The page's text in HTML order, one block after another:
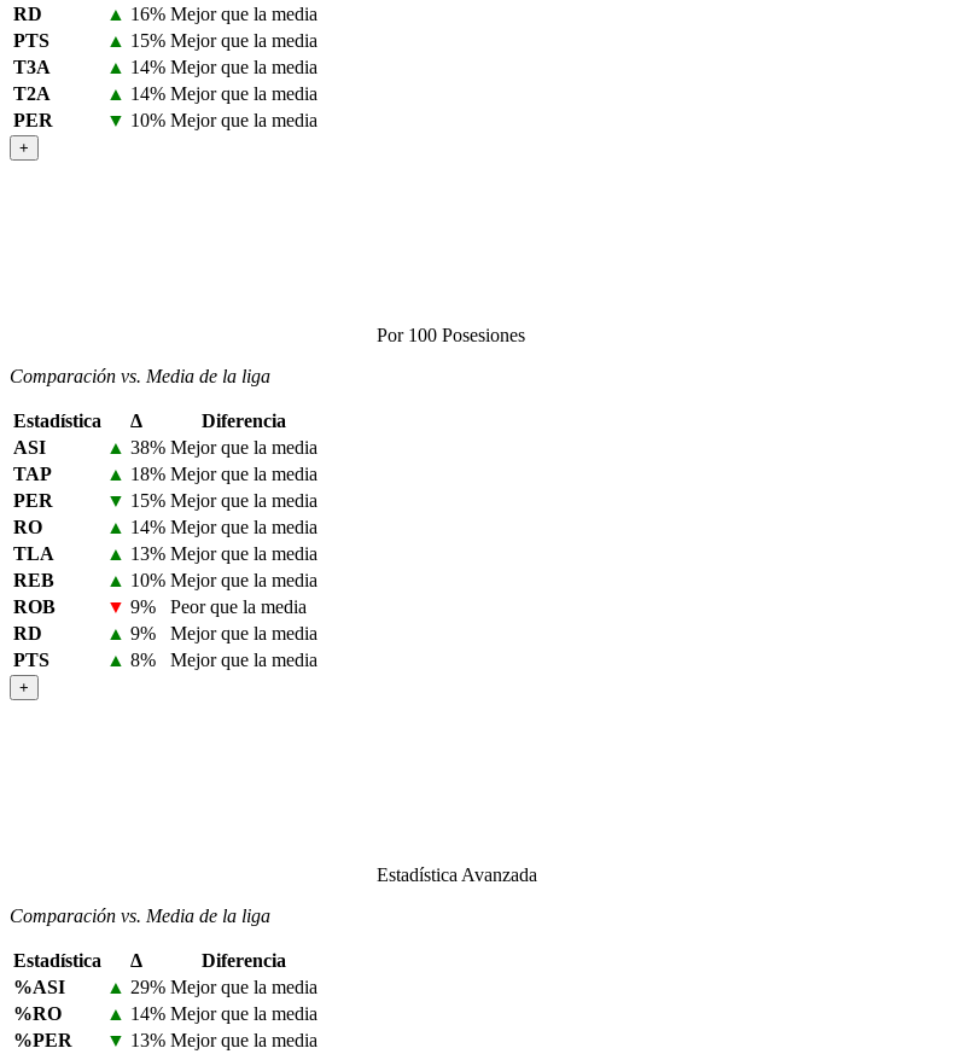
RD
▲ 16% Mejor que la media
PTS
▲ 15% Mejor que la media
T3A
▲ 14% Mejor que la media
T2A
▲ 14% Mejor que la media
PER
▼ 10% Mejor que la media
+
Por 100 Posesiones
Comparación vs. Media de la liga
Estadística Δ
Diferencia
ASI
▲ 38% Mejor que la media
TAP
▲ 18% Mejor que la media
PER
▼ 15% Mejor que la media
RO
▲ 14% Mejor que la media
TLA
▲ 13% Mejor que la media
REB
▲ 10% Mejor que la media
ROB
▼ 9%
Peor que la media
RD
▲ 9%
Mejor que la media
PTS
▲ 8% Mejor que la media
+
Estadística Avanzada
Comparación vs. Media de la liga
Estadística Δ
Diferencia
%ASI
▲ 29% Mejor que la media
%RO
▲ 14% Mejor que la media
%PER
▼ 13% Mejor que la media